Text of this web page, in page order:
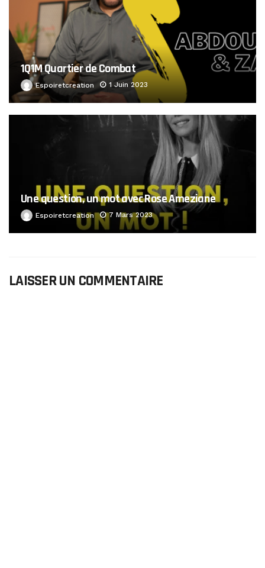
1Q1M Quartier de Combat
Espoiretcreation 1 Juin 2023
Une question, un mot avec Rose Ameziane
Espoiretcreation 7 Mars 2023
LAISSER UN COMMENTAIRE